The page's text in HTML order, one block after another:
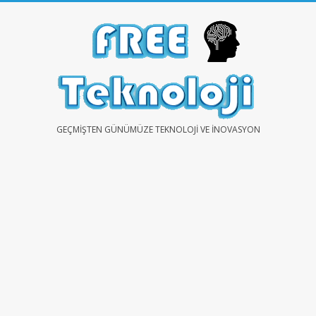
FREEGEÇMIŞTEN GÜNÜMÜZE TEKNOLOJI VE İNOVASYON